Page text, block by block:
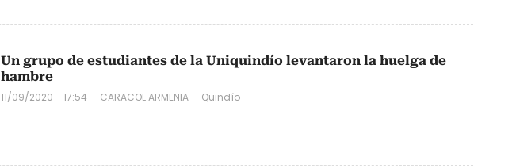
Un grupo de estudiantes de la Uniquindío levantaron la huelga de
hambre
11/09/2020 - 17:54 CARACOL ARMENIA Quindío